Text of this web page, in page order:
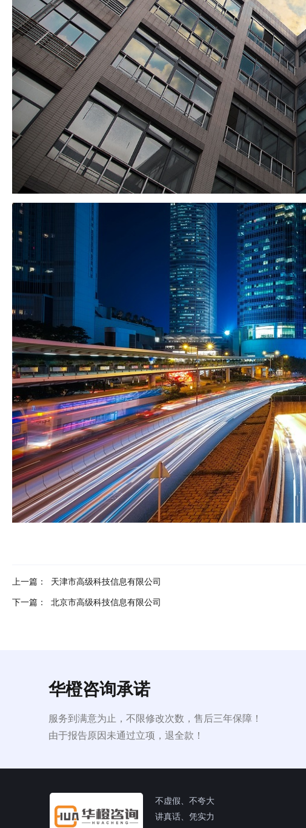
上一篇： 天津市高级科技信息有限公司
下一篇： 北京市高级科技信息有限公司
华橙咨询承诺
服务到满意为止，不限修改次数，售后三年保障！
由于报告原因未通过立项，退全款！
不虚假、不夸大
讲真话、凭实力